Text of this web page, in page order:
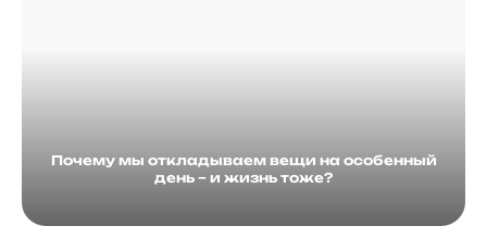
Почему мы откладываем вещи на особенный
день – и жизнь тоже?